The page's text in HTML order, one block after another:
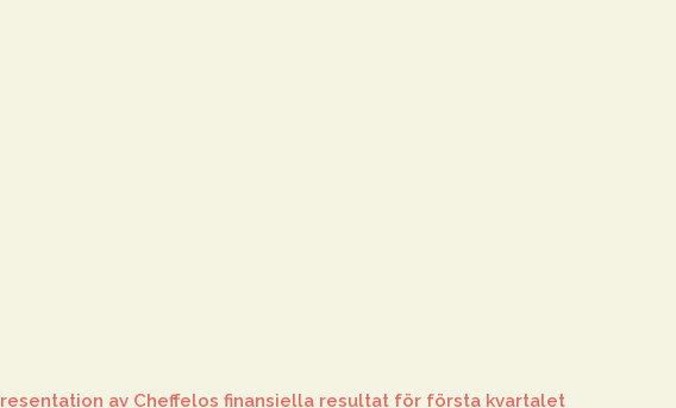
av Cheffelos finansiella resultat för första kvartalet